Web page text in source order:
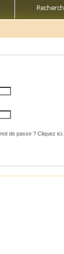
de passe ? Cliquez ici.